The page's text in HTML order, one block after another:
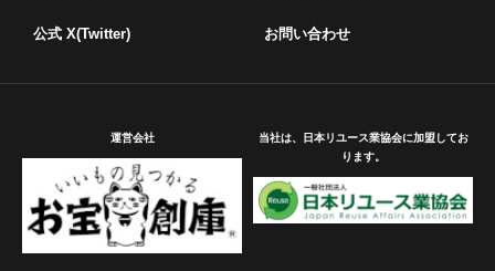
公式 X(Twitter) お問い合わせ
運営会社
当社は、日本リユース業協会に加盟してお
ります。